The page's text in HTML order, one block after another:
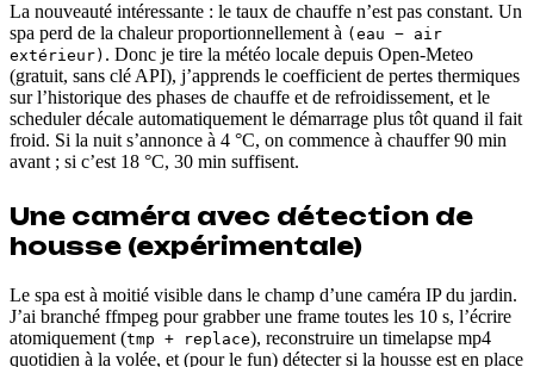
La nouveauté intéressante : le taux de chauffe n’est pas constant. Un
spa perd de la chaleur proportionnellement à (eau − air
extérieur) . Donc je tire la météo locale depuis Open-Meteo
(gratuit, sans clé API), j’apprends le coefficient de pertes thermiques
sur l’historique des phases de chauffe et de refroidissement, et le
scheduler décale automatiquement le démarrage plus tôt quand il fait
froid. Si la nuit s’annonce à 4 °C, on commence à chauffer 90 min
avant ; si c’est 18 °C, 30 min suffisent.
Une caméra avec détection de
housse (expérimentale)
Le spa est à moitié visible dans le champ d’une caméra IP du jardin.
J’ai branché ffmpeg pour grabber une frame toutes les 10 s, l’écrire
atomiquement (tmp + replace), reconstruire un timelapse mp4
quotidien à la volée, et (pour le fun) détecter si la housse est en place